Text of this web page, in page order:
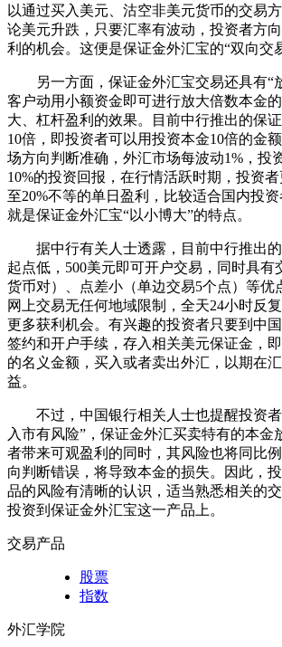
以通过买入美元、沽空非美元货币的交易
论美元升跌，只要汇率有波动，投资者方
利的机会。这便是保证金外汇宝的“双向交
另一方面，保证金外汇宝交易还具有“
客户动用小额资金即可进行放大倍数本金
大、杠杆盈利的效果。目前中行推出的保
10倍，即投资者可以用投资本金10倍的金
场方向判断准确，外汇市场每波动1%，投
10%的投资回报，在行情活跃时期，投资
至20%不等的单日盈利，比较适合国内投
就是保证金外汇宝“以小博大”的特点。
据中行有关人士透露，目前中行推出
起点低，500美元即可开户交易，同时具有
货币对）、点差小（单边交易5个点）等优
网上交易无任何地域限制，全天24小时反
更多获利机会。有兴趣的投资者只要到中
签约和开户手续，存入相关美元保证金，
的名义金额，买入或者卖出外汇，以期在
益。
不过，中国银行相关人士也提醒投资者
入市有风险”，保证金外汇买卖特有的本金
者带来可观盈利的同时，其风险也将同比
向判断错误，将导致本金的损失。因此，
品的风险有清晰的认识，适当熟悉相关的
投资到保证金外汇宝这一产品上。
交易产品
股票
指数
外汇学院